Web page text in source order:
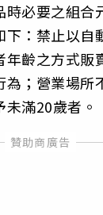
時必要之組合
下：禁止以自
齡之方式販
為；營業場所
滿20歲者。